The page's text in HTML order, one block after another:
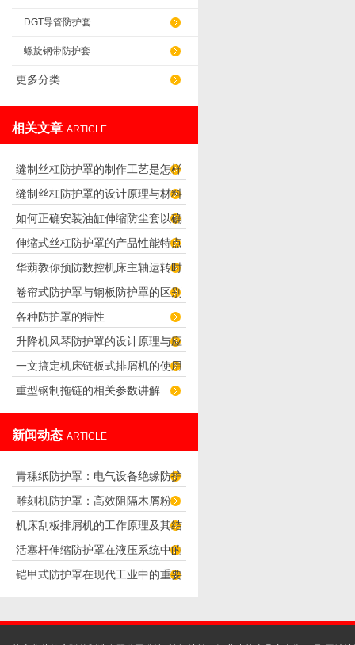
DGT导管防护套
螺旋钢带防护套
更多分类
相关文章 ARTICLE
缝制丝杠防护罩的制作工艺是怎样
的？
缝制丝杠防护罩的设计原理与材料
选择
如何正确安装油缸伸缩防尘套以确
保其有效工作？
伸缩式丝杠防护罩的产品性能特点
华蒴教你预防数控机床主轴运转时
的噪声
卷帘式防护罩与钢板防护罩的区别
和特点
各种防护罩的特性
升降机风琴防护罩的设计原理与应
用
一文搞定机床链板式排屑机的使用
方法
重型钢制拖链的相关参数讲解
新闻动态 ARTICLE
青稞纸防护罩：电气设备绝缘防护
专用方案
雕刻机防护罩：高效阻隔木屑粉
尘，守护设备精度与安全
机床刮板排屑机的工作原理及其结
构分析
活塞杆伸缩防护罩在液压系统中的
应用
铠甲式防护罩在现代工业中的重要